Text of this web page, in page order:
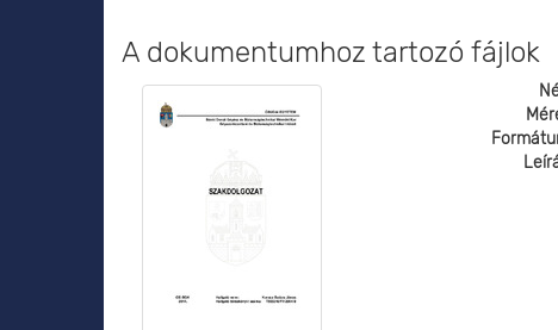
A dokumentumhoz tartozó fájlok